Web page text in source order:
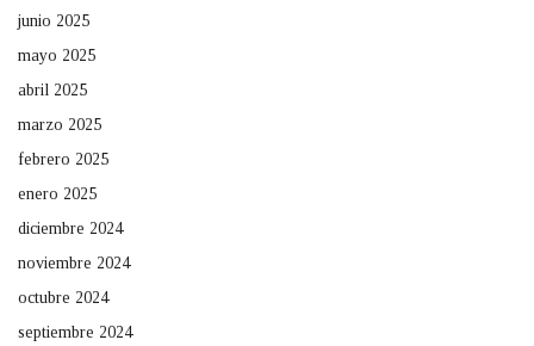
junio 2025
mayo 2025
abril 2025
marzo 2025
febrero 2025
enero 2025
diciembre 2024
noviembre 2024
octubre 2024
septiembre 2024